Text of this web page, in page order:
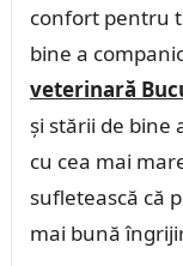
confort pentru
bine a
veterinară
și stării de bine
cu cea mai
sufletească că
mai bună